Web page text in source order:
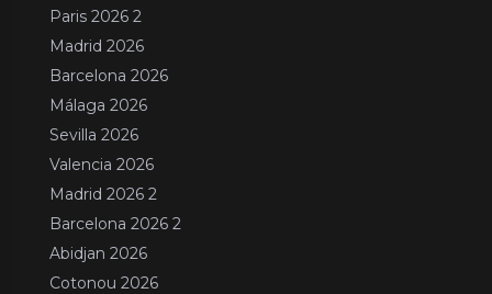
Paris 2026 2
Madrid 2026
Barcelona 2026
Málaga 2026
Sevilla 2026
Valencia 2026
Madrid 2026 2
Barcelona 2026 2
Abidjan 2026
Cotonou 2026